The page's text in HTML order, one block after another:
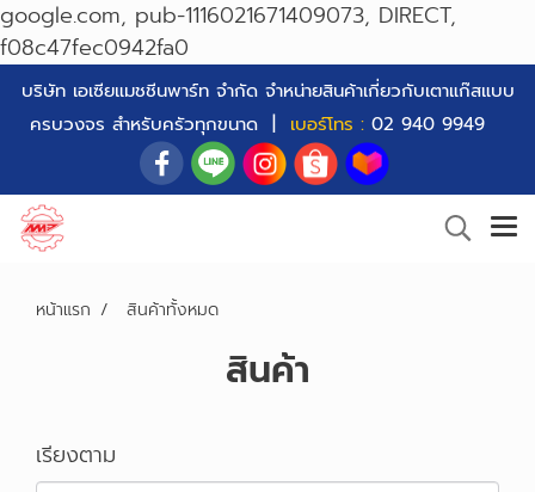
google.com, pub-1116021671409073, DIRECT,
f08c47fec0942fa0
บริษัท เอเซียแมชชีนพาร์ท จำกัด จำหน่ายสินค้าเกี่ยวกับเตาแก๊สแบบ
ครบวงจร สำหรับครัวทุกขนาด | เบอร์โทร : 02 940 9949
หน้าแรก สินค้าทั้งหมด
สินค้า
เรียงตาม